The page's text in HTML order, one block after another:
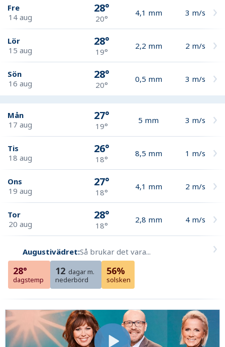
Fre
14 aug
28°
20°
4,1 mm 3 m/s
Lör
15 aug
28°
19°
2,2 mm 2 m/s
Sön
16 aug
28°
20°
0,5 mm 3 m/s
Mån
17 aug
27°
19°
5 mm 3 m/s
Tis
18 aug
26°
18°
8,5 mm 1 m/s
Ons
19 aug
27°
18°
4,1 mm 2 m/s
Tor
20 aug
28°
18°
2,8 mm 4 m/s
Augustivädret:Så brukar det vara...
28°
dagstemp
12 dagar m.
nederbörd
56%
solsken